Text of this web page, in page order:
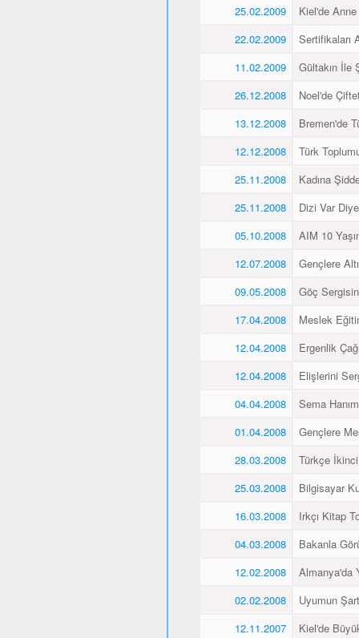
25.02.2009
Kiel'de
22.02.2009
Sertifikaları
11.02.2009
Gültakın İle
26.12.2008
Noel'de
13.12.2008
Bremen'de
12.12.2008
Türk
25.11.2008
Kadına
25.11.2008
Dizi Var
05.10.2008
AIM 10
12.07.2008
Gençlere
09.05.2008
Göç
17.04.2008
Meslek
12.04.2008
Ergenlik
12.04.2008
Elişlerini
04.04.2008
Sema
01.04.2008
Gençlere
28.03.2008
Türkçe
25.03.2008
Bilgisayar
16.03.2008
Irkçı Kitap
04.03.2008
Bakanla
12.02.2008
Almanya'da
02.02.2008
Uyumun
12.11.2007
Kiel'de